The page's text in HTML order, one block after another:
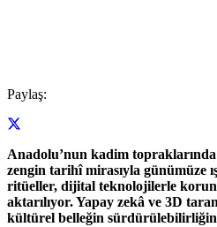
Paylaş:
Anadolu’nun kadim
zengin tarihî mirasıyla günümüze
ritüeller, dijital teknolojilerle
aktarılıyor. Yapay zekâ ve 3D
kültürel belleğin